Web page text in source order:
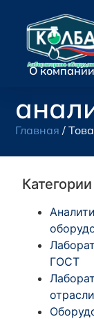
О компании
Главная /
ГОСТ